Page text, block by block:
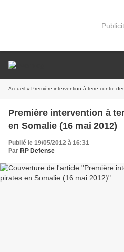
Accueil » Première intervention à terre contre
Première intervention à
en Somalie (16 mai 2012)
Publié le 19/05/2012 à 16:31
Par RP Defense